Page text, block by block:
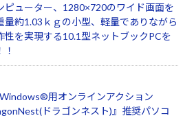
ピューター、1280×720のワイド画面を
量約1.03ｋｇの小型、軽量でありながら
性を実現する10.1型ネットブックPCを
用オンラインアクション
ドラゴンネスト)』推奨パソコ